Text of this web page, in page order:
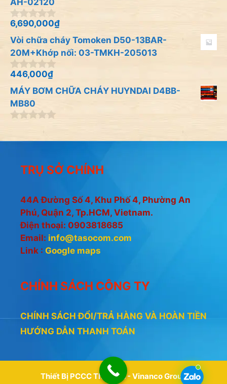
à
i
5
AH-02120
0
n
g
o
à
i
5
6,690,000₫
Vòi chữa cháy Tomoken D50-13BAR-
20M+Khớp nối: 03-TMKH-205013
0
n
g
o
à
i
446,000₫
MÁY BƠM CHỮA CHÁY HUYNDAI D4BB-
MB80
TRỤ SỞ CHÍNH
44A Đường Số 4, Khu Phố 4, Phường An
Phú, Quận 2, Tp.HCM, Vietnam.
Điện thoại: 0903818685
Email: info@tasocom.com
Link : Google maps
CHÍNH SÁCH CÔNG TY
CHÍNH SÁCH ĐỔI/TRẢ HÀNG VÀ HOÀN TIỀN
HƯỚNG DẪN THANH TOÁN
Thiết Bị PCCC Thiên An - Vinanco Group